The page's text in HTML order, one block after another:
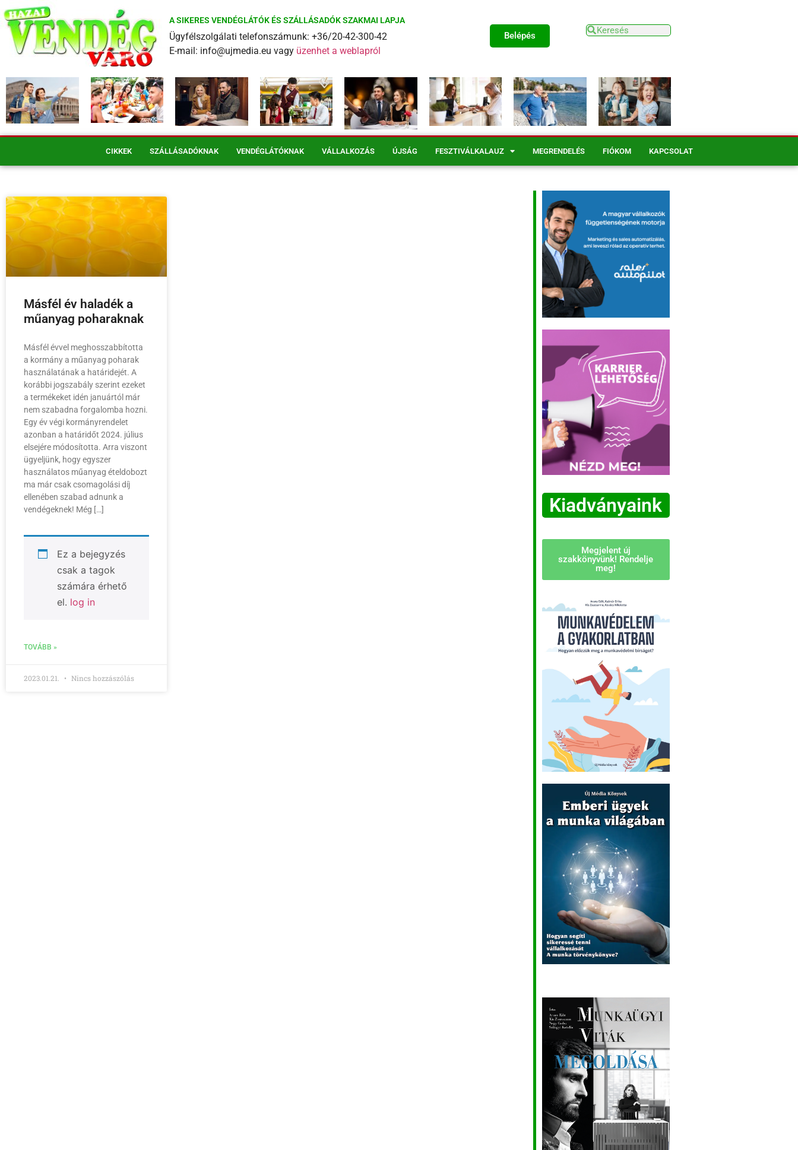
A SIKERES VENDÉGLÁTÓK ÉS SZÁLLÁSADÓK SZAKMAI LAPJA
Ügyfélszolgálati telefonszámunk: +36/20-42-300-42
E-mail: info@ujmedia.eu vagy üzenhet a weblapról
Belépés
CIKKEK SZÁLLÁSADÓKNAK VENDÉGLÁTÓKNAK VÁLLALKOZÁS ÚJSÁG FESZTIVÁLKALAUZ MEGRENDELÉS FIÓKOM KAPCSOLAT
Másfél év haladék a
műanyag poharaknak
Másfél évvel meghosszabbította
a kormány a műanyag poharak
használatának a határidejét. A
korábbi jogszabály szerint ezeket
a termékeket idén januártól már
nem szabadna forgalomba hozni.
Egy év végi kormányrendelet
azonban a határidőt 2024. július
elsejére módosította. Arra viszont
ügyeljünk, hogy egyszer
használatos műanyag ételdobozt
ma már csak csomagolási díj
ellenében szabad adnunk a
vendégeknek! Még […]
Ez a bejegyzés
csak a tagok
számára érhető
el. log in
TOVÁBB »
2023.01.21. Nincs hozzászólás
Kiadványaink
Megjelent új
szakkönyvünk! Rendelje
meg!